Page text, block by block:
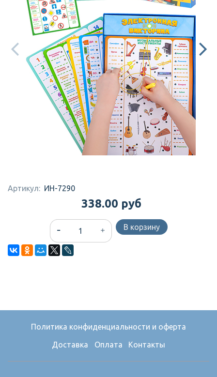
Артикул: ИН-7290
338.00 руб
В корзину
Политика конфиденциальности и оферта
Доставка Оплата Контакты